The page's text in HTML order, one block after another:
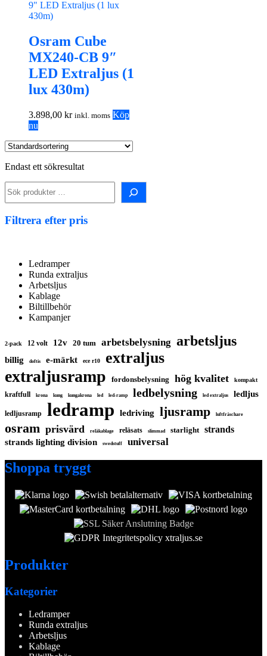
Osram Cube
MX240-CB 9″
LED Extraljus (1
lux 430m)
3.898,00 kr inkl. moms Köp
nu
Endast ett sökresultat
Filtrera efter pris
Ledramper
Runda extraljus
Arbetsljus
Kablage
Biltillbehör
Kampanjer
2-pack 12 volt 12v 20 tum arbetsbelysning arbetsljus
billig doftis e-märkt ece r10 extraljus
extraljusramp fordonsbelysning hög kvalitet kompakt
kraftfull krona kung kungakrona led led-ramp ledbelysning led extraljus ledljus
ledljusramp ledramp ledriving ljusramp luftfräschare
osram prisvärd reläkablage reläsats slimmad starlight strands
strands lighting division swedstuff universal
Shoppa tryggt
Produkter
Kategorier
Ledramper
Runda extraljus
Arbetsljus
Kablage